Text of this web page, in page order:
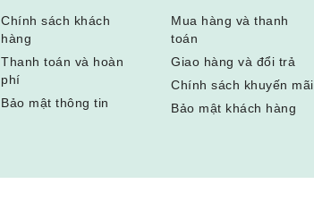
Chính sách khách
hàng
Thanh toán và hoàn
phí
Bảo mật thông tin
Mua hàng và thanh
toán
Giao hàng và đổi trả
Chính sách khuyến mãi
Bảo mật khách hàng